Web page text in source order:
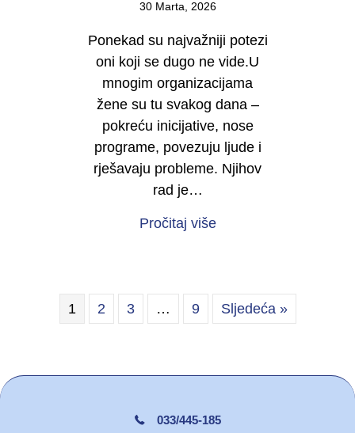
30 Marta, 2026
Ponekad su najvažniji potezi
oni koji se dugo ne vide.U
mnogim organizacijama
žene su tu svakog dana –
pokreću inicijative, nose
programe, povezuju ljude i
rješavaju probleme. Njihov
rad je…
Pročitaj višeabout Počinje
1 2 3 … 9 Sljedeća »
033/445-185